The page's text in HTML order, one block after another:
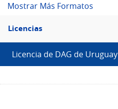
Mostrar Más Formatos
Filtro
Licencias
Licencias
Licencia de DAG de Uruguay